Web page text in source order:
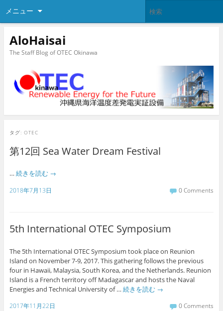
メニュー
AloHaisai
The Staff Blog of OTEC Okinawa
タグ: OTEC
第12回 Sea Water Dream Festival
… 続きを読む →
2018年7月13日 0 Comments
5th International OTEC Symposium
The 5th International OTEC Symposium took place on Reunion
Island on November 7-9, 2017. This gathering follows the previous
four in Hawaii, Malaysia, South Korea, and the Netherlands. Reunion
Island is a French territory off Madagascar and hosts the Naval
Energies and Technical University of … 続きを読む →
2017年11月22日 0 Comments